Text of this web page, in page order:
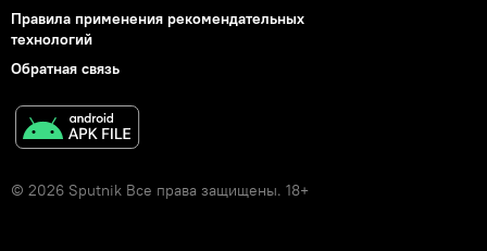
Правила применения рекомендательных
технологий
Обратная связь
© 2026 Sputnik Все права защищены. 18+